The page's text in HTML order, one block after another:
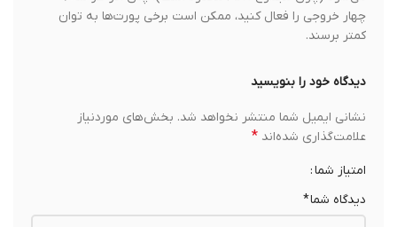
چهار خروجی را فعال کنید، ممکن است برخی پورت‌ها به توان
کمتر برسند.
دیدگاه خود را بنویسید
نشانی ایمیل شما منتشر نخواهد شد. بخش‌های موردنیاز
علامت‌گذاری شده‌اند*
امتیاز شما
دیدگاه شما*